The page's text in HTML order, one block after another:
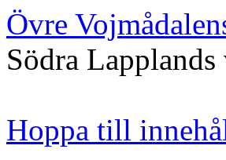
Övre
Södra
Hoppa till